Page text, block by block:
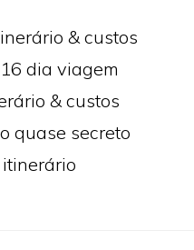
& custos
dia viagem
& custos
quase secreto